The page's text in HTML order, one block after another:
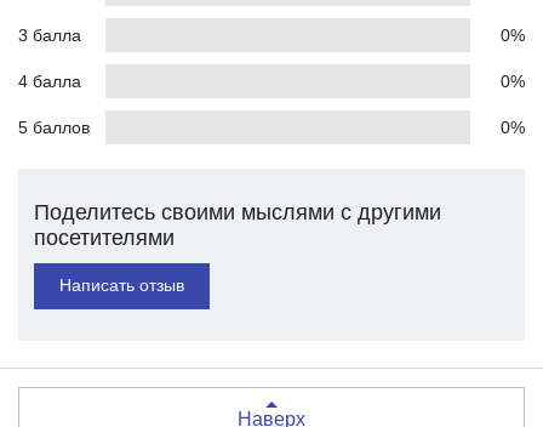
3 балла 0%
4 балла 0%
5 баллов 0%
Поделитесь своими мыслями с другими
посетителями
Написать отзыв
Наверх